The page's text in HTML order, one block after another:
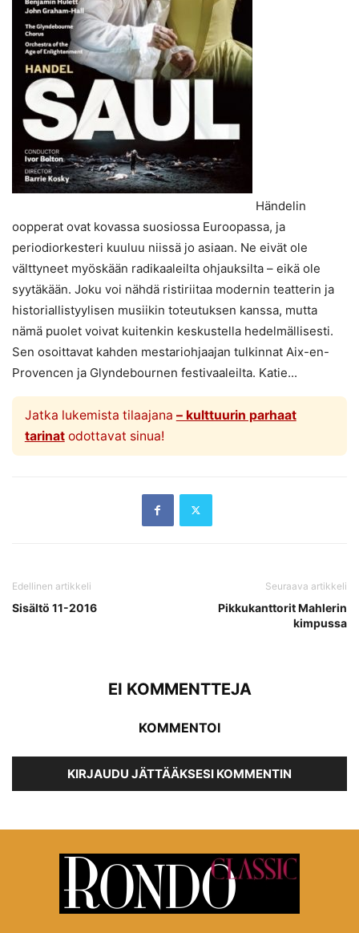
Händelin
oopperat ovat kovassa suosiossa Euroopassa, ja
periodiorkesteri kuuluu niissä jo asiaan. Ne eivät ole
välttyneet myöskään radikaaleilta ohjauksilta – eikä ole
syytäkään. Joku voi nähdä ristiriitaa modernin teatterin ja
historiallistyylisen musiikin toteutuksen kanssa, mutta
nämä puolet voivat kuitenkin keskustella hedelmällisesti.
Sen osoittavat kahden mestariohjaajan tulkinnat Aix-en-
Provencen ja Glyndebournen festivaaleilta. Katie...
Jatka lukemista tilaajana – kulttuurin parhaat
tarinatodottavat sinua!
Edellinen artikkeli
Sisältö 11-2016
Seuraava artikkeli
Pikkukanttorit Mahlerin
kimpussa
EI KOMMENTTEJA
KOMMENTOI
KIRJAUDU JÄTTÄÄKSESI KOMMENTIN